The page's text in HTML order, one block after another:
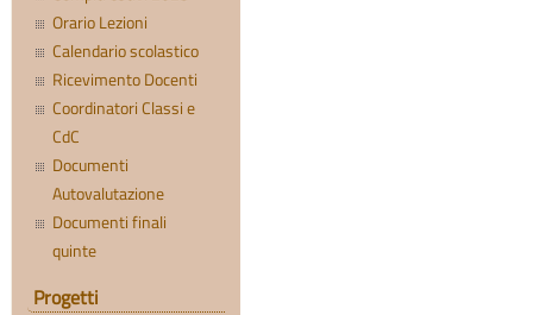
Orario Lezioni
Calendario scolastico
Ricevimento Docenti
Coordinatori Classi e
CdC
Documenti
Autovalutazione
Documenti finali
quinte
Progetti